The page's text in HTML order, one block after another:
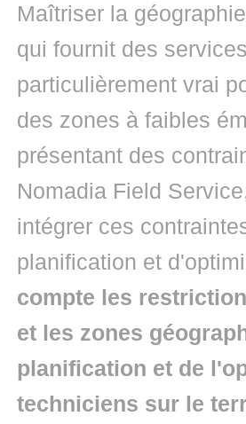
Maîtriser la
qui fournit des
particulièrement vrai
des zones à faibles
présentant des
Nomadia Field
intégrer ces
planification et
compte les
et les zones
planification et de
techniciens sur le